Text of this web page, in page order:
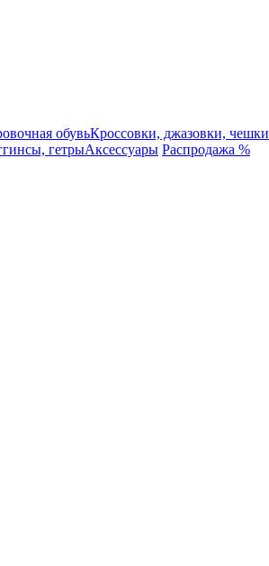
обувьКроссовки, джазовки, чешки
гетрыАксессуары Распродажа %